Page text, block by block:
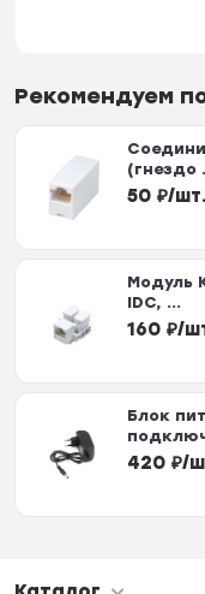
Рекомендуем
(гнездо
50 ₽/шт.
Модуль
IDC, ...
160 ₽/
Блок
420 ₽/